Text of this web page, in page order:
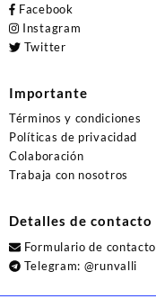
Facebook
Instagram
Twitter
Importante
Términos y condiciones
Políticas de privacidad
Colaboración
Trabaja con nosotros
Detalles de contacto
Formulario de contacto
Telegram: @runvalli